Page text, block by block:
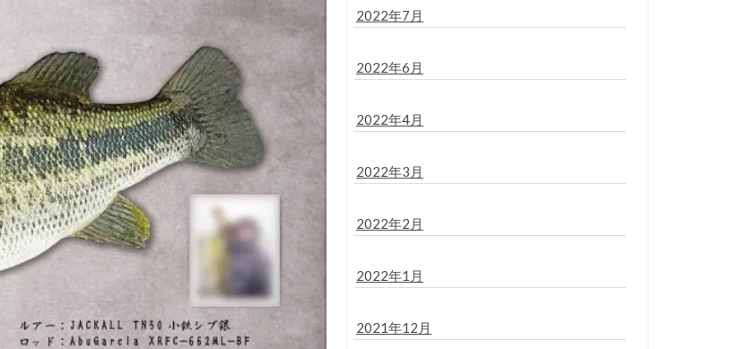
2022年7月
2022年6月
2022年4月
2022年3月
2022年2月
2022年1月
2021年12月